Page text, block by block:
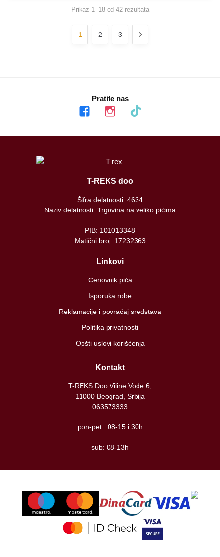
Prikaz 1–18 od 42 rezultata
1 2 3
Pratite nas
facebook instagram tiktok
T-REKS doo
Šifra delatnosti: 4634
Naziv delatnosti: Trgovina na veliko pićima
PIB: 101013348
Matični broj: 17232363
Linkovi
Cenovnik pića
Isporuka robe
Reklamacije i povraćaj sredstava
Politika privatnosti
Opšti uslovi korišćenja
Kontakt
T-REKS Doo Viline Vode 6,
11000 Beograd, Srbija
063573333
pon-pet : 08-15 i 30h
sub: 08-13h